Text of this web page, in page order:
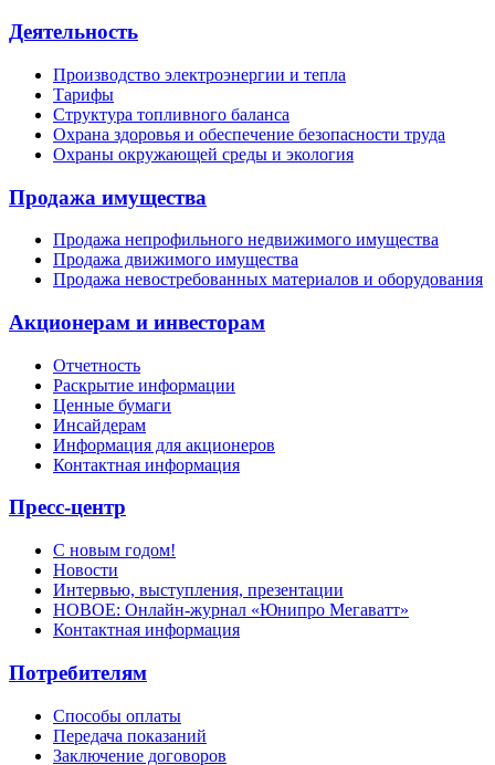
Деятельность
Производство электроэнергии и тепла
Тарифы
Структура топливного баланса
Охрана здоровья и обеспечение безопасности труда
Охраны окружающей среды и экология
Продажа имущества
Продажа непрофильного недвижимого имущества
Продажа движимого имущества
Продажа невостребованных материалов и оборудования
Акционерам и инвесторам
Отчетность
Раскрытие информации
Ценные бумаги
Инсайдерам
Информация для акционеров
Контактная информация
Пресс-центр
С новым годом!
Новости
Интервью, выступления, презентации
НОВОЕ: Онлайн-журнал «Юнипро Мегаватт»
Контактная информация
Потребителям
Способы оплаты
Передача показаний
Заключение договоров